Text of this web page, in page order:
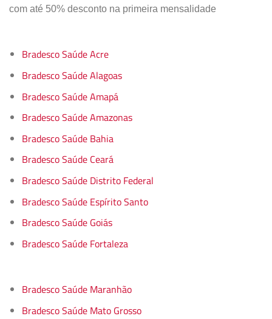
com até 50% desconto na primeira mensalidade
Bradesco Saúde Acre
Bradesco Saúde Alagoas
Bradesco Saúde Amapá
Bradesco Saúde Amazonas
Bradesco Saúde Bahia
Bradesco Saúde Ceará
Bradesco Saúde Distrito Federal
Bradesco Saúde Espírito Santo
Bradesco Saúde Goiás
Bradesco Saúde Fortaleza
Bradesco Saúde Maranhão
Bradesco Saúde Mato Grosso